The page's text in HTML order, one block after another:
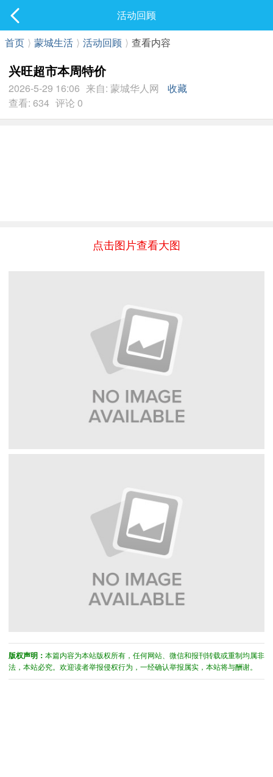
最新发表
活动回顾
首页 ⟩ 蒙城生活 ⟩ 活动回顾 ⟩ 查看内容
兴旺超市本周特价
2026-5-29 16:06 来自: 蒙城华人网
收藏
查看: 634 评论 0
点击图片查看大图
版权声明： 本篇内容为本站版权所有，任何网站、微信和报刊转载或重制均属非
法，本站必究。欢迎读者举报侵权行为，一经确认举报属实，本站将与酬谢。